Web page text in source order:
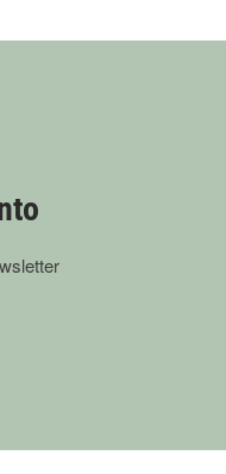
erboristica